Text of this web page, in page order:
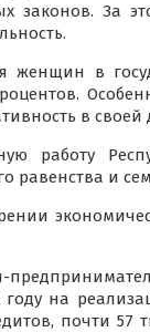
законов.
женщин в
в своей
работу
равенства и
на
почти 57